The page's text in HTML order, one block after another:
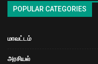
POPULAR CATEGORIES
மாவட்டம்
அரசியல்